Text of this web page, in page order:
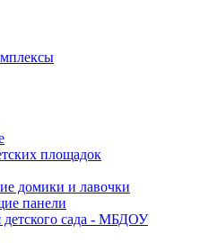
площадок
домики и лавочки
панели
детского сада - МБДОУ